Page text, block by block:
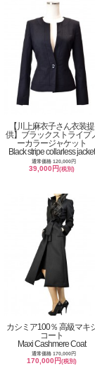
【川上麻衣子さん衣装提
供】ブラックストライプ
ーカラージャケット
Black stripe collarless jacket
通常価格 120,000円
39,000円(税別)
カシミア100％ 高級マキ
コート
Maxi Cashmere Coat
通常価格 170,000円
170,000円(税別)